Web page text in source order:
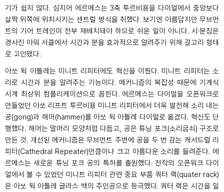
기가 쉽지 않다. 심지어 에르메스는 3축 투르비용을 다이얼에서 중앙보다
살짝 위쪽에 위치시키는 센트럴 방식을 취했다.보기엔 아름답지만 무브먼
트의 기어 트레인이 전부 재배치돼야 하므로 쉬운 일이 아니다. 시·분침은
경사진 아워 서클에서 시간과 분을 효과적으로 알려주기 위해 갈고리 형태
로 고안됐다.
아쏘 뒥 아틀레는 미니트 리피터에도 혁신을 이뤘다. 미니트 리피터는 소
리로 시간과 분을 알려주는 기능이다. 메커니즘의 복잡성 때문에 기계식
시계 최상위 컴플리케이션으로 꼽힌다. 에르메스는 다이얼을 오픈워크로
만들었던 아쏘 리프트 투르비용 미니트 리피터에서 더욱 발전해 소리 내는
공(gong)과 해머(hammer)를 아쏘 뒥 아틀레 다이얼로 옮겼다. 혁신도 단
행했다. 해머는 말머리 모양처럼 다듬고, 공은 튜닝 포크(소리굽쇠) 구조로
만든 것. 개선된 메커니즘은 무브먼트 주변에 공을 두 번 감는 캐서드럴 리
피터(Cathedral Repeater)만큼이나 크고 아름다운 소리를 들려준다. 에
르메스는 새로운 튜닝 포크 공의 특허를 출원했다.전작의 오픈워크 다이
얼에서 볼 수 있었던 미니트 리피터 관련 중요 부품 쿼터 랙(quater rack)
은 아쏘 뒥 아틀레 글라스 백의 주인공으로 등극했다. 쿼터 랙은 시간을 일